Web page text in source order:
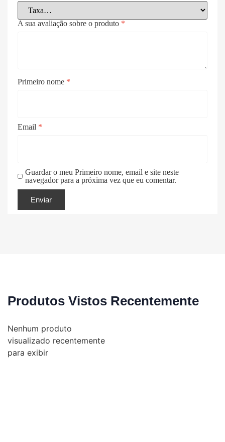
A sua avaliação sobre o produto *
Primeiro nome *
Email *
Guardar o meu Primeiro nome, email e site neste
navegador para a próxima vez que eu comentar.
Produtos Vistos Recentemente
Nenhum produto
visualizado recentemente
para exibir